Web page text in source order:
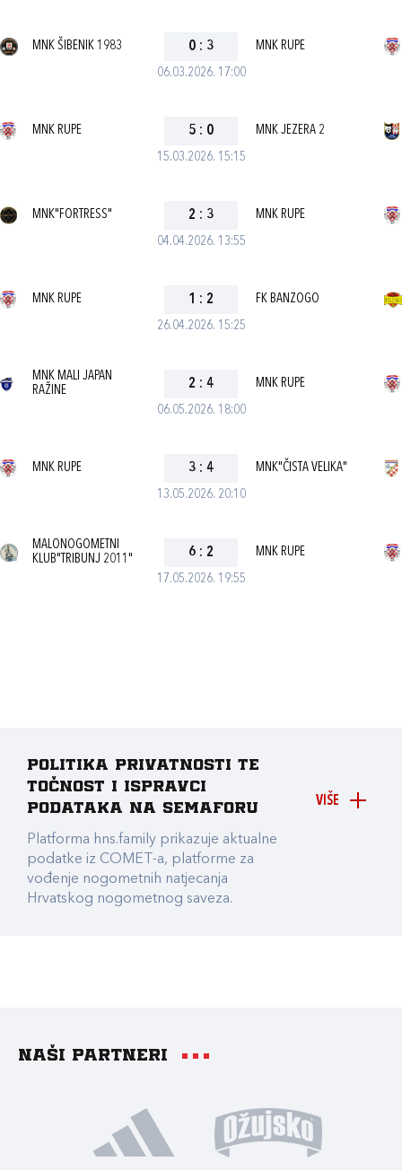
06.03.2026. 17:00
MNK ŠIBENIK 1983 0 : 3 MNK RUPE
15.03.2026. 15:15
MNK RUPE 5 : 0 MNK JEZERA 2
04.04.2026. 13:55
MNK"FORTRESS" 2 : 3 MNK RUPE
26.04.2026. 15:25
MNK RUPE 1 : 2 FK BANZOGO
06.05.2026. 18:00
MNK MALI JAPAN
RAŽINE
2 : 4 MNK RUPE
13.05.2026. 20:10
MNK RUPE 3 : 4 MNK"ČISTA VELIKA"
17.05.2026. 19:55
MALONOGOMETNI
KLUB"TRIBUNJ 2011"
6 : 2 MNK RUPE
VIŠE
Politika privatnosti te
točnost i ispravci
podataka na Semaforu
Platforma hns.family prikazuje aktualne
podatke iz COMET-a, platforme za
vođenje nogometnih natjecanja
Hrvatskog nogometnog saveza.
Naši partneri